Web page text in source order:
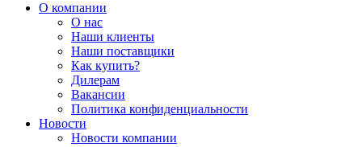
О компании
О нас
Наши клиенты
Наши поставщики
Как купить?
Дилерам
Вакансии
Политика конфиденциальности
Новости
Новости компании